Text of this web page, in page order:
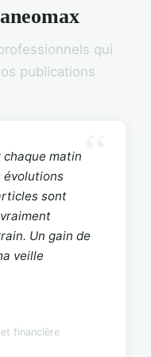
qui
publications
chaque matin
évolutions
sont
Un gain de
veille
financière